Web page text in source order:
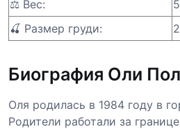
⚖️ Вес:
🍒 Размер груди:
2
Биография Оли
Оля родилась в 1984 году в
Родители работали за